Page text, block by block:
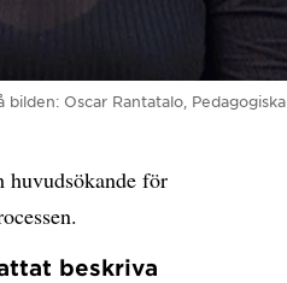
Oscar Rantatalo, Pedagogiska
för
beskriva